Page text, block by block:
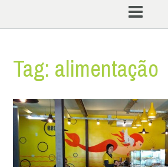
Tag: alimentação